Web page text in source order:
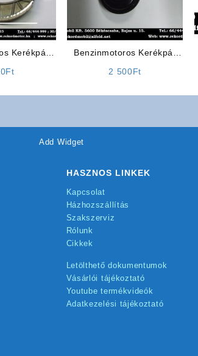
Kerékpár
Ft
Benzinmotoros Kerékpár
2 500Ft
Add Widget
HASZNOS LINKEK
Kapcsolat
Házhozszállítás
Szakszerviz
Rólunk
Cikkek
Letölthető dokumentumok
Vásárlói tájékoztató
Youtube termékvideók
Adatkezelési tájékoztató